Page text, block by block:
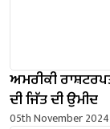
ਅਮਰੀਕੀ
ਦੀ ਜਿੱਤ ਦੀ ਉਮੀਦ
05th November 2024